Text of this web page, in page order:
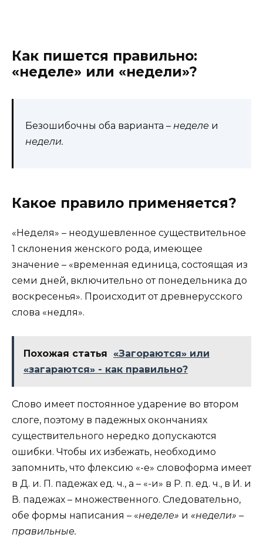
Как пишется правильно:
«неделе» или «недели»?
Безошибочны оба варианта – неделе и
недели.
Какое правило применяется?
«Неделя» – неодушевленное существительное
1 склонения женского рода, имеющее
значение – «временная единица, состоящая из
семи дней, включительно от понедельника до
воскресенья». Происходит от древнерусского
слова «недѣля».
Похожая статья
«Загораются» или
«загараются» - как правильно?
Слово имеет постоянное ударение во втором
слоге, поэтому в падежных окончаниях
существительного нередко допускаются
ошибки. Чтобы их избежать, необходимо
запомнить, что флексию «-е» словоформа имеет
в Д. и. П. падежах ед. ч., а – «-и» в Р. п. ед. ч., в И. и
В. падежах – множественного. Следовательно,
обе формы написания – «неделе» и «недели» –
правильные.